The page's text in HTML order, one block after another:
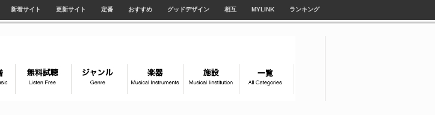
新着サイト 更新サイト 定番 おすすめ グッドデザイン 相互 MYLINK ランキング